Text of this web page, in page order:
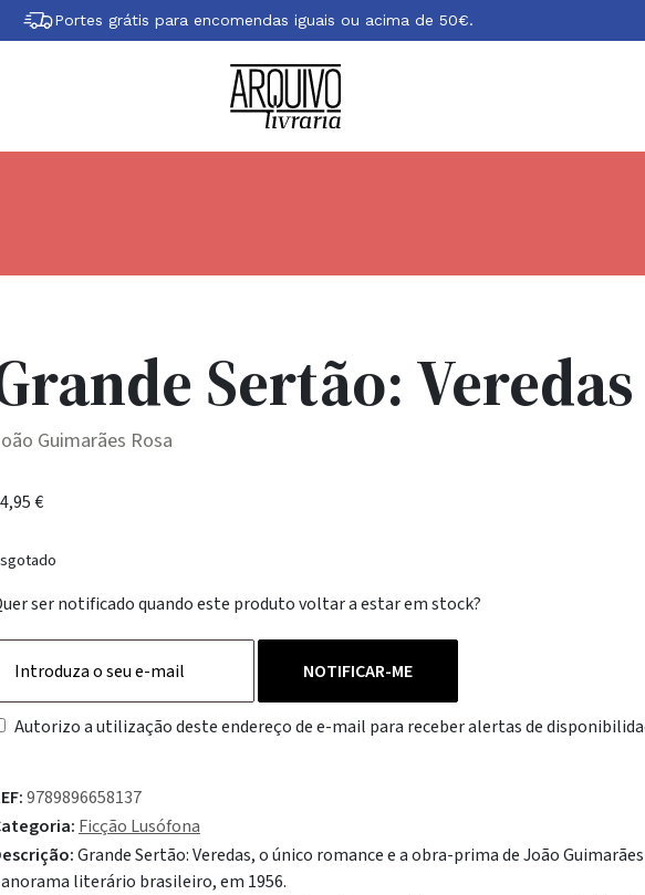
Portes grátis para encomendas iguais ou acima de 50€.
Sertão: Veredas
Guimarães Rosa
€
ser notificado quando este produto voltar a estar em stock?
NOTIFICAR-ME
Autorizo a utilização deste endereço de e-mail para receber alertas de
9789896658137
Ficção Lusófona
Grande Sertão: Veredas, o único romance e a obra-prima de João
literário brasileiro, em 1956.